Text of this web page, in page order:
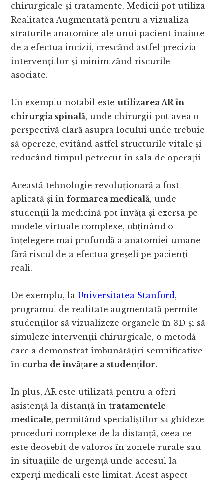
chirurgicale și tratamente. Medicii pot utiliza
Realitatea Augmentată pentru a vizualiza
straturile anatomice ale unui pacient înainte
de a efectua incizii, crescând astfel precizia
intervențiilor și minimizând riscurile
asociate.
Un exemplu notabil esteutilizarea AR în
chirurgia spinală, unde chirurgii pot avea o
perspectivă clară asupra locului unde trebuie
să opereze, evitând astfel structurile vitale și
reducând timpul petrecut în sala de operații.
Această tehnologie revoluționară a fost
aplicată și înformarea medicală, unde
studenții la medicină pot învăța și exersa pe
modele virtuale complexe, obținând o
înțelegere mai profundă a anatomiei umane
fără riscul de a efectua greșeli pe pacienți
reali.
De exemplu, laUniversitatea Stanford,
programul de realitate augmentată permite
studenților să vizualizeze organele în 3D și să
simuleze intervenții chirurgicale, o metodă
care a demonstrat îmbunătățiri semnificative
în curba de învățare a studenților.
În plus, AR este utilizată pentru a oferi
asistență la distanță întratamentele
medicale, permitând specialiștilor să ghideze
proceduri complexe de la distanță, ceea ce
este deosebit de valoros în zonele rurale sau
în situațiile de urgență unde accesul la
experți medicali este limitat. Acest aspect